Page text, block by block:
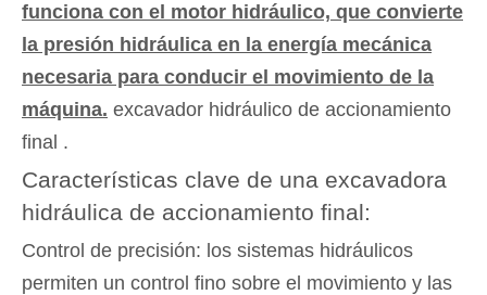
funciona con el motor hidráulico, que convierte
la presión hidráulica en la energía mecánica
necesaria para conducir el movimiento de la
máquina. excavador hidráulico de accionamiento
final .
Características clave de una excavadora
hidráulica de accionamiento final:
Control de precisión: los sistemas hidráulicos
permiten un control fino sobre el movimiento y las